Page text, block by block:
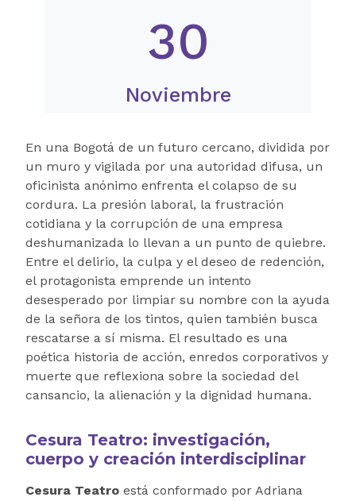
30
Noviembre
En una Bogotá de un futuro cercano, dividida por
un muro y vigilada por una autoridad difusa, un
oficinista anónimo enfrenta el colapso de su
cordura. La presión laboral, la frustración
cotidiana y la corrupción de una empresa
deshumanizada lo llevan a un punto de quiebre.
Entre el delirio, la culpa y el deseo de redención,
el protagonista emprende un intento
desesperado por limpiar su nombre con la ayuda
de la señora de los tintos, quien también busca
rescatarse a sí misma. El resultado es una
poética historia de acción, enredos corporativos y
muerte que reflexiona sobre la sociedad del
cansancio, la alienación y la dignidad humana.
Cesura Teatro: investigación,
cuerpo y creación interdisciplinar
Cesura Teatro está conformado por Adriana